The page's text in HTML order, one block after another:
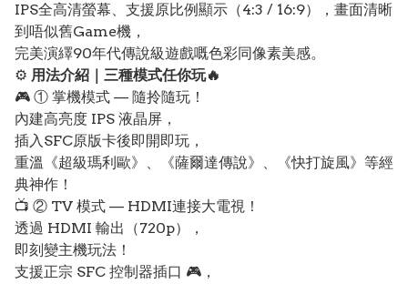
IPS全高清螢幕、支援原比例顯示（4:3 / 16:9），畫面清晰
到唔似舊Game機，
完美演繹90年代傳說級遊戲嘅色彩同像素美感。
⚙️ 用法介紹｜三種模式任你玩🔥
🎮 ① 掌機模式 — 隨拎隨玩！
內建高亮度 IPS 液晶屏，
插入SFC原版卡後即開即玩，
重溫《超級瑪利歐》、《薩爾達傳說》、《快打旋風》等經
典神作！
📺 ② TV 模式 — HDMI連接大電視！
透過 HDMI 輸出（720p），
即刻變主機玩法！
支援正宗 SFC 控制器插口 🎮，